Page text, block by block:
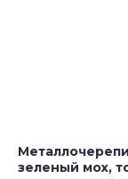
зеленый мох,